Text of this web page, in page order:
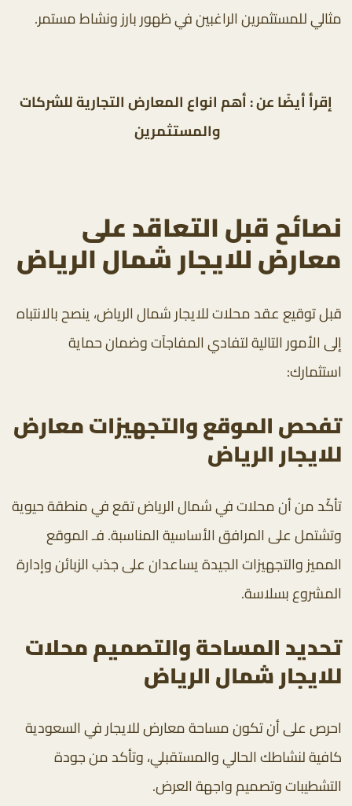
مثالي للمستثمرين الراغبين في ظهور بارز ونشاط مستمر.
إقرأ أيضًا عن : أهمانواع المعارض التجاريةللشركات
والمستثمرين
نصائح قبل التعاقد على
معارض للايجار شمال الرياض
قبل توقيع عقد محلات للايجار شمال الرياض، ينصح بالانتباه
إلى الأمور التالية لتفادي المفاجآت وضمان حماية
استثمارك:
تفحص الموقع والتجهيزات معارض
للايجار الرياض
تأكّد من أن محلات في شمال الرياض تقع في منطقة حيوية
وتشتمل على المرافق الأساسية المناسبة. فـ الموقع
المميز والتجهيزات الجيدة يساعدان على جذب الزبائن وإدارة
المشروع بسلاسة.
تحديد المساحة والتصميم محلات
للايجار شمال الرياض
احرص على أن تكون مساحة معارض للايجار في السعودية
كافية لنشاطك الحالي والمستقبلي، وتأكد من جودة
التشطيبات وتصميم واجهة العرض.